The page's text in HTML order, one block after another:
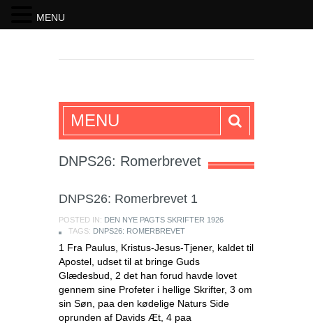
SKRIFTEN
MENU
DNPS26: Romerbrevet
DNPS26: Romerbrevet 1
POSTED IN: DEN NYE PAGTS SKRIFTER 1926
TAGS: DNPS26: ROMERBREVET
1 Fra Paulus, Kristus-Jesus-Tjener, kaldet til
Apostel, udset til at bringe Guds
Glædesbud, 2 det han forud havde lovet
gennem sine Profeter i hellige Skrifter, 3 om
sin Søn, paa den kødelige Naturs Side
oprunden af Davids Æt, 4 paa
MENU